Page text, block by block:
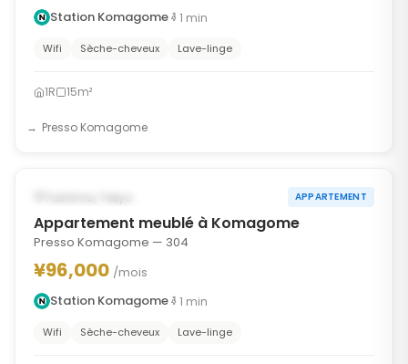
Station Komagome
1 min
Wifi Sèche-cheveux Lave-linge
1R 15m²
Presso Komagome
Toshima, Tokyo APPARTEMENT
Appartement meublé à Komagome
Presso Komagome — 304
¥96,000 /mois
Station Komagome
1 min
Wifi Sèche-cheveux Lave-linge